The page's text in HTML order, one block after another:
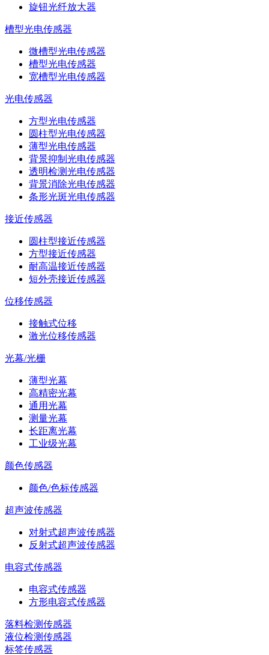
旋钮光纤放大器
槽型光电传感器
微槽型光电传感器
槽型光电传感器
宽槽型光电传感器
光电传感器
方型光电传感器
圆柱型光电传感器
薄型光电传感器
背景抑制光电传感器
透明检测光电传感器
背景消除光电传感器
条形光斑光电传感器
接近传感器
圆柱型接近传感器
方型接近传感器
耐高温接近传感器
短外壳接近传感器
位移传感器
接触式位移
激光位移传感器
光幕/光栅
薄型光幕
高精密光幕
通用光幕
测量光幕
长距离光幕
工业级光幕
颜色传感器
颜色/色标传感器
超声波传感器
对射式超声波传感器
反射式超声波传感器
电容式传感器
电容式传感器
方形电容式传感器
落料检测传感器
液位检测传感器
标签传感器